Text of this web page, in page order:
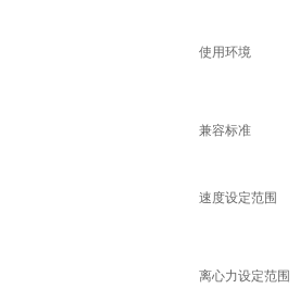
使用环境
兼容标准
速度设定范围
离心力设定范围